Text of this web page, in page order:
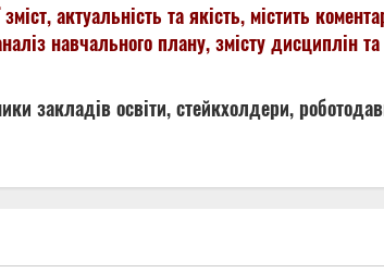
актуальність та якість, містить
навчального плану, змісту дисциплін
закладів освіти, стейкхолдери,